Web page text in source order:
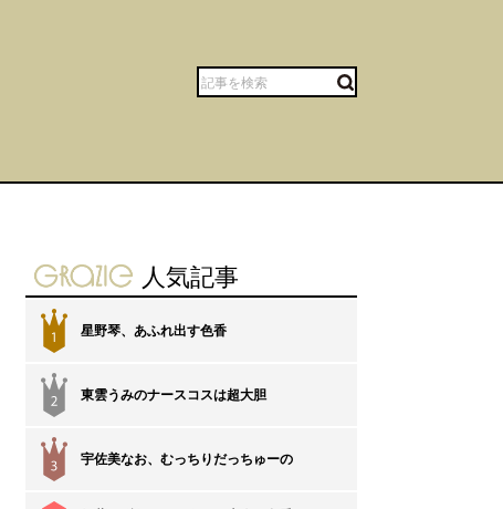
gravure-grazie
人気記事
1 星野琴、あふれ出す色香
東雲うみのナースコスは超大胆
宇佐美なお、むっちりだっちゅーの